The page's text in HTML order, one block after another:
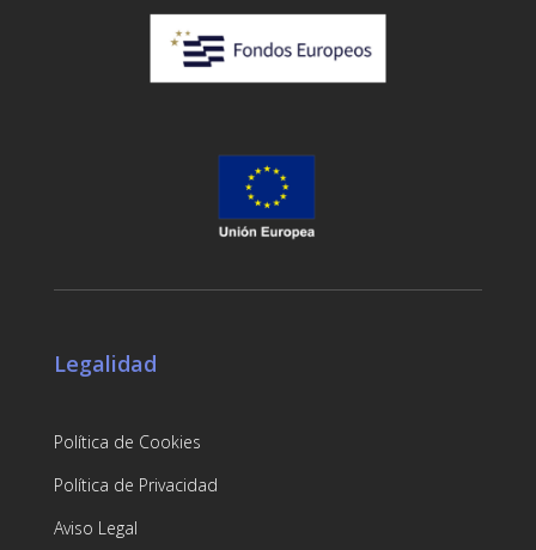
Legalidad
Política de Cookies
Política de Privacidad
Aviso Legal